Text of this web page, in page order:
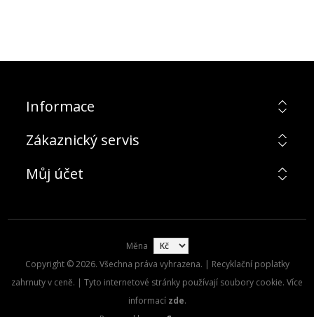
Informace
Zákaznický servis
Můj účet
Měna
Copyright © 2026. Všechna práva vyhrazena. | Recyklační poplatky
zahrnuty v ceně. | Tyto internetové stránky používají soubory cookie. Více
informací zde.